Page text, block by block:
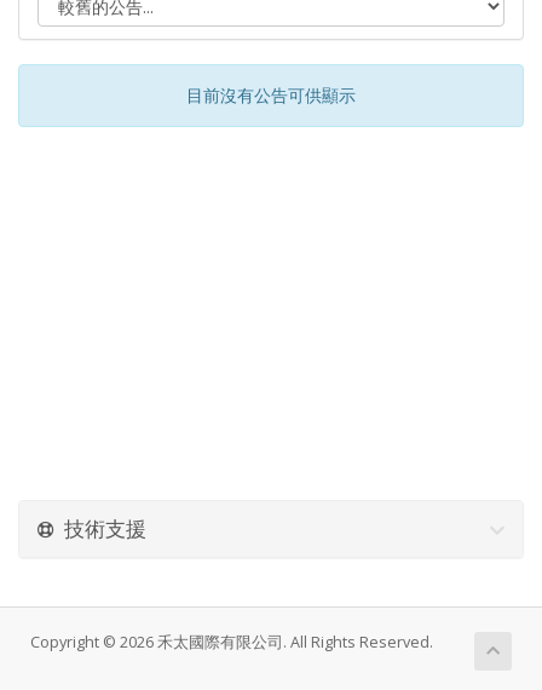
目前沒有公告可供顯示
技術支援
Copyright © 2026 禾太國際有限公司. All Rights Reserved.